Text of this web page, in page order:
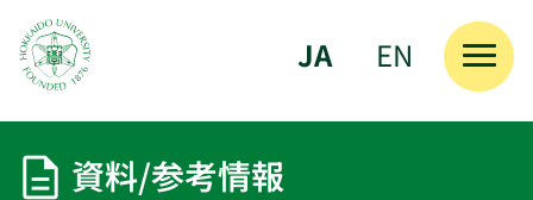
JA EN
資料/参考情報